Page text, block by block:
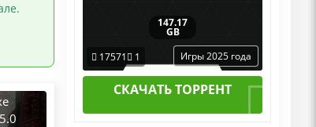
147.17
GB
17571
1 Игры 2025 года
СКАЧАТЬ ТОРРЕНТ